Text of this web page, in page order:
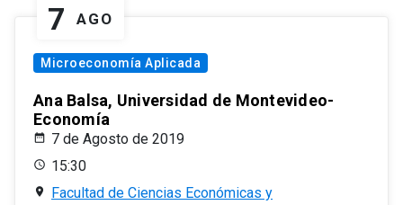
7 AGO
Microeconomía Aplicada
Ana Balsa, Universidad de Montevideo-
Economía
7 de Agosto de 2019
15:30
Facultad de Ciencias Económicas y